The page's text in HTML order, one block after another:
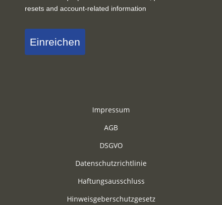
resets and account-related information
Einreichen
Impressum
AGB
DSGVO
Datenschutzrichtlinie
Haftungsausschluss
Hinweisgeberschutzgesetz